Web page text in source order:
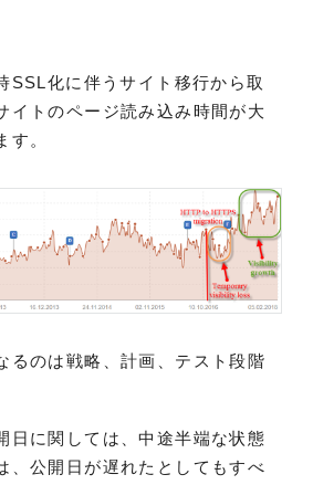
SSL化に伴うサイト移行から取
イトのページ読み込み時間が大
す。
るのは戦略、計画、テスト段階
日に関しては、中途半端な状態
、公開日が遅れたとしてもすべ